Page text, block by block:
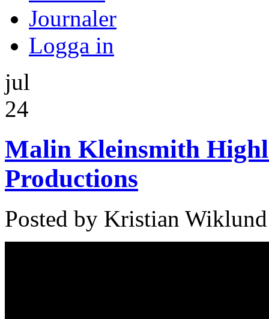
Journaler
Logga in
jul
24
Malin Kleinsmith
Productions
Posted by Kristian Wiklund